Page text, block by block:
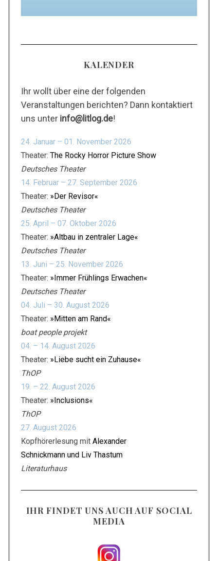
KALENDER
Ihr wollt über eine der folgenden
Veranstaltungen berichten? Dann kontaktiert
uns unter info@litlog.de!
24. Januar – 01. November 2026
Theater: The Rocky Horror Picture Show
Deutsches Theater
14. Februar – 27. September 2026
Theater: »Der Revisor«
Deutsches Theater
25. April – 07. Oktober 2026
Theater: »Altbau in zentraler Lage«
Deutsches Theater
13. Juni – 25. November 2026
Theater: »Immer Frühlings Erwachen«
Deutsches Theater
04. Juli – 30. August 2026
Theater: »Mitten am Rand«
boat people projekt
04. – 14. August 2026
Theater: »Liebe sucht ein Zuhause«
ThOP
19. – 22. August 2026
Theater: »Inclusions«
ThOP
27. August 2026
Kopfhörerlesung mit Alexander
Schnickmann und Liv Thastum
Literaturhaus
IHR FINDET UNS AUCH AUF SOCIAL
MEDIA